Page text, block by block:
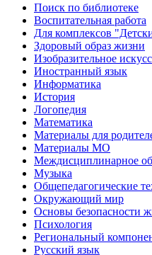
Поиск по библиотеке
Воспитательная работа
Для комплексов
Здоровый образ жизни
Изобразительное
Иностранный язык
Информатика
История
Логопедия
Математика
Материалы для
Материалы МО
Междисциплинарное
Музыка
Общепедагогические
Окружающий мир
Основы безопасности
Психология
Региональный
Русский язык